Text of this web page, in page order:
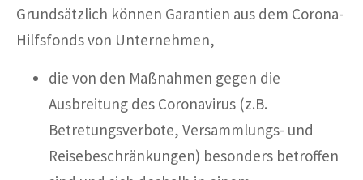
Grundsätzlich können Garantien aus dem Corona-
Hilfsfonds von Unternehmen,
die von den Maßnahmen gegen die
Ausbreitung des Coronavirus (z.B.
Betretungsverbote, Versammlungs- und
Reisebeschränkungen) besonders betroffen